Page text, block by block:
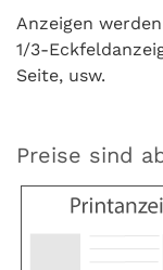
Anzeigen
1/3-
Seite, usw.
Preise sind